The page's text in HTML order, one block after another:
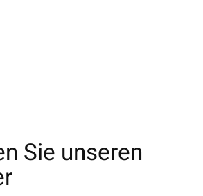
Sie unseren